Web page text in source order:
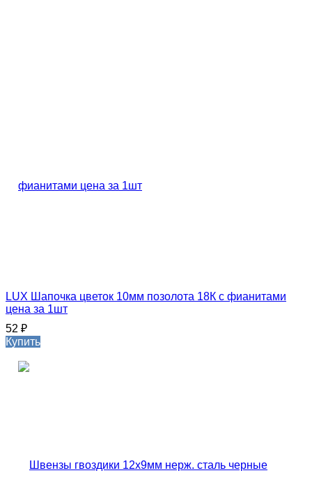
LUX Шапочка цветок 10мм позолота 18К с фианитами
цена за 1шт
52 ₽
Купить